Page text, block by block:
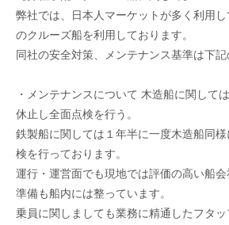
弊社では、日本人マーケットが多く利用
のクルーズ船を利用しております。
同社の安全対策、メンテナンス基準は下記
・メンテナンスについて 木造船に関して
休止し全面点検を行う。
鉄製船に関しては１年半に一度木造船同
検を行っております。
運行・運営面でも現地では評価の高い船
準備も船内には整っています。
乗員に関しましても業務に精通したフタ